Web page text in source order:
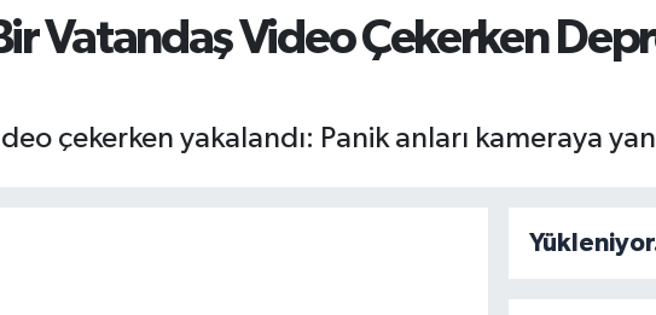
Vatandaş Video Çekerken
çekerken yakalandı: Panik anları kameraya